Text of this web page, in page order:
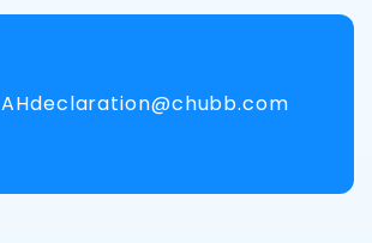
AHdeclaration@chubb.com